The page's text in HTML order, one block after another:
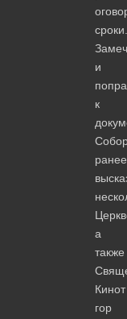
сроки.
и
к
ранее
а
также
Кинот
гор